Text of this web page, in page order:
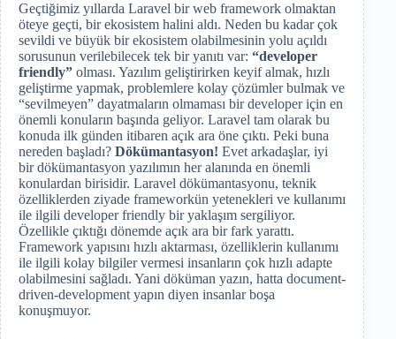
Geçtiğimiz yıllarda Laravel bir web framework olmaktan
öteye geçti, bir ekosistem halini aldı. Neden bu kadar çok
sevildi ve büyük bir ekosistem olabilmesinin yolu açıldı
sorusunun verilebilecek tek bir yanıtı var: “developer
friendly” olması. Yazılım geliştirirken keyif almak, hızlı
geliştirme yapmak, problemlere kolay çözümler bulmak ve
“sevilmeyen” dayatmaların olmaması bir developer için en
önemli konuların başında geliyor. Laravel tam olarak bu
konuda ilk günden itibaren açık ara öne çıktı. Peki buna
nereden başladı? Dökümantasyon! Evet arkadaşlar, iyi
bir dökümantasyon yazılımın her alanında en önemli
konulardan birisidir. Laravel dökümantasyonu, teknik
özelliklerden ziyade frameworkün yetenekleri ve kullanımı
ile ilgili developer friendly bir yaklaşım sergiliyor.
Özellikle çıktığı dönemde açık ara bir fark yarattı.
Framework yapısını hızlı aktarması, özelliklerin kullanımı
ile ilgili kolay bilgiler vermesi insanların çok hızlı adapte
olabilmesini sağladı. Yani döküman yazın, hatta document-
driven-development yapın diyen insanlar boşa
konuşmuyor.